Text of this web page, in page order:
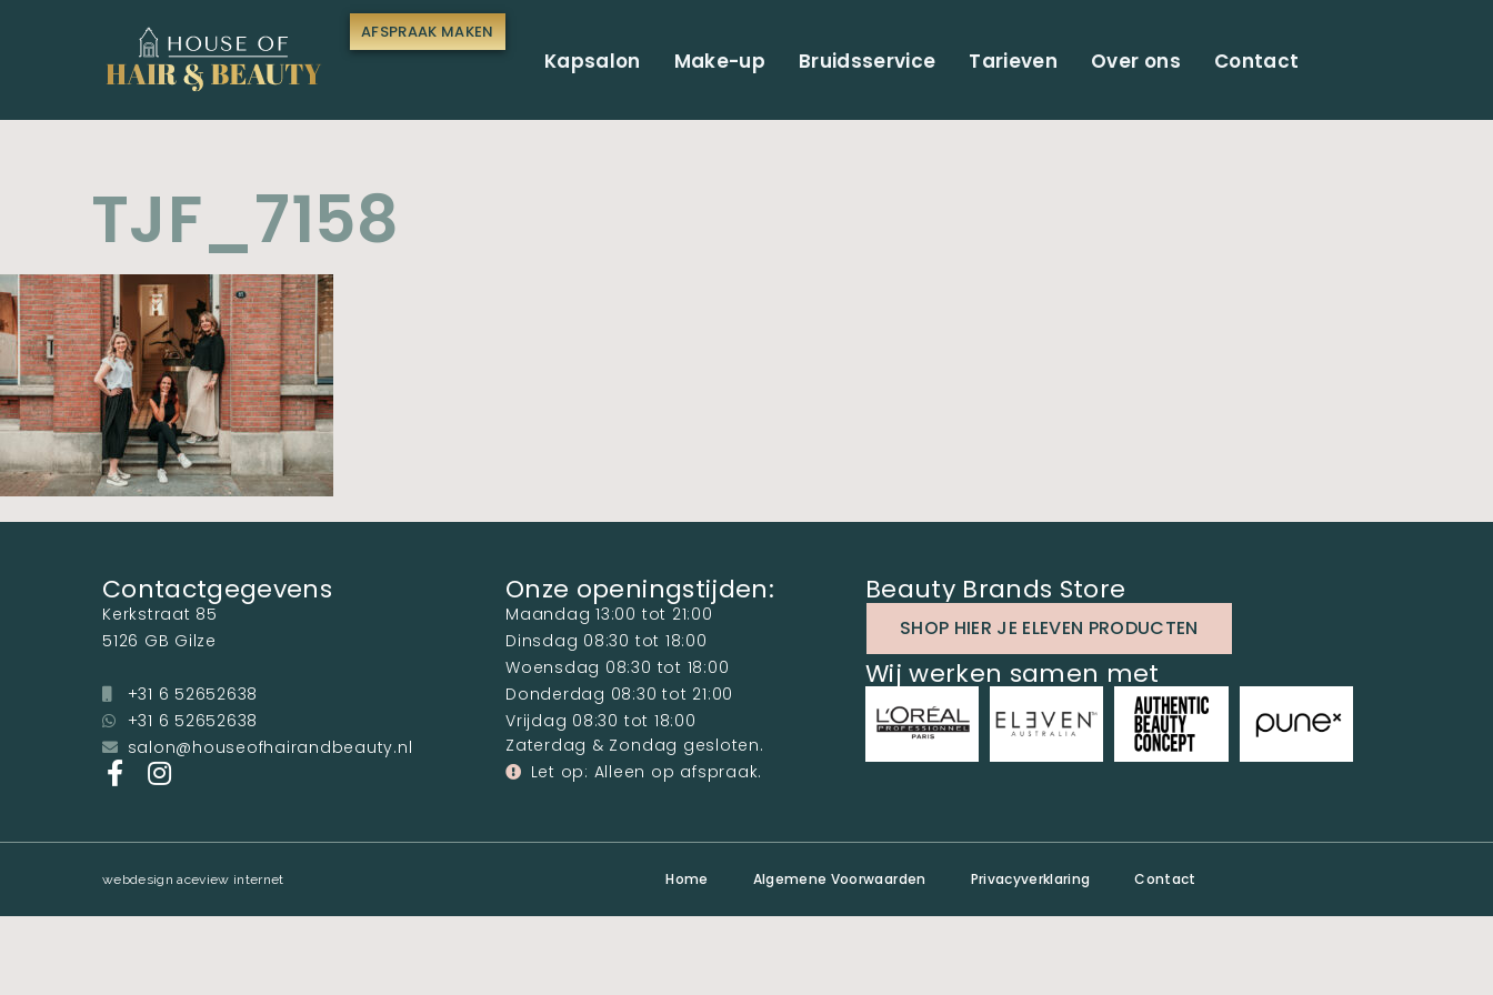
AFSPRAAK MAKEN
Kapsalon Make-up Bruidsservice Tarieven Over ons Contact
TJF_7158
Contactgegevens
Kerkstraat 85
5126 GB Gilze
+31 6 52652638
+31 6 52652638
salon@houseofhairandbeauty.nl
Onze openingstijden:
Maandag 13:00 tot 21:00
Dinsdag 08:30 tot 18:00
Woensdag 08:30 tot 18:00
Donderdag 08:30 tot 21:00
Vrijdag 08:30 tot 18:00
Zaterdag & Zondag gesloten.
Let op: Alleen op afspraak.
Beauty Brands Store
SHOP HIER JE ELEVEN PRODUCTEN
Wij werken samen met
webdesign aceview internet Home Algemene Voorwaarden Privacyverklaring Contact